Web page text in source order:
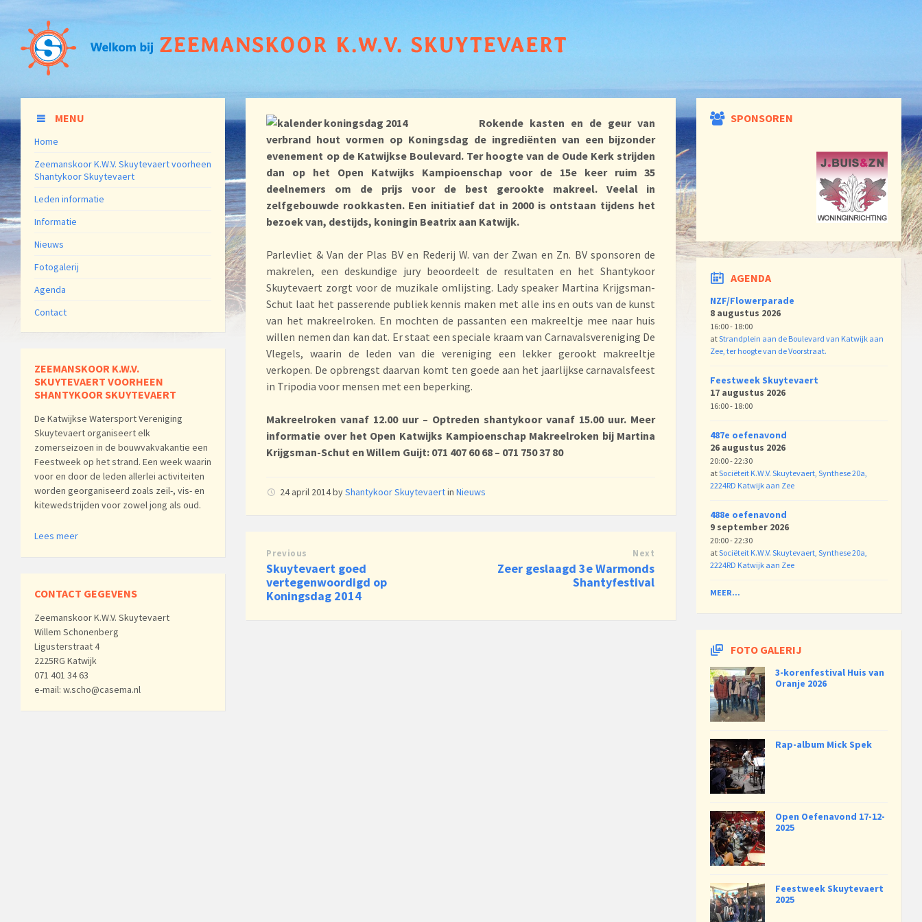
Rokende kasten en de geur van
verbrand hout vormen op Koningsdag de ingrediënten van een bijzonder
evenement op de Katwijkse Boulevard. Ter hoogte van de Oude Kerk strijden
dan op het Open Katwijks Kampioenschap voor de 15e keer ruim 35
deelnemers om de prijs voor de best gerookte makreel. Veelal in
zelfgebouwde rookkasten. Een initiatief dat in 2000 is ontstaan tijdens het
bezoek van, destijds, koningin Beatrix aan Katwijk.
Parlevliet & Van der Plas BV en Rederij W. van der Zwan en Zn. BV sponsoren de
makrelen, een deskundige jury beoordeelt de resultaten en het Shantykoor
Skuytevaert zorgt voor de muzikale omlijsting. Lady speaker Martina Krijgsman-
Schut laat het passerende publiek kennis maken met alle ins en outs van de kunst
van het makreelroken. En mochten de passanten een makreeltje mee naar huis
willen nemen dan kan dat. Er staat een speciale kraam van Carnavalsvereniging De
Vlegels, waarin de leden van die vereniging een lekker gerookt makreeltje
verkopen. De opbrengst daarvan komt ten goede aan het jaarlijkse carnavalsfeest
in Tripodia voor mensen met een beperking.
Makreelroken vanaf 12.00 uur – Optreden shantykoor vanaf 15.00 uur. Meer
informatie over het Open Katwijks Kampioenschap Makreelroken bij Martina
Krijgsman-Schut en Willem Guijt: 071 407 60 68 – 071 750 37 80
24 april 2014byShantykoor SkuytevaertinNieuws
Previous
Skuytevaert goed
vertegenwoordigd op
Koningsdag 2014
Next
Zeer geslaagd 3e Warmonds
Shantyfestival
MENU
Home
Zeemanskoor K.W.V. Skuytevaert voorheen
Shantykoor Skuytevaert
Leden informatie
Informatie
Nieuws
Fotogalerij
Agenda
Contact
ZEEMANSKOOR K.W.V.
SKUYTEVAERT VOORHEEN
SHANTYKOOR SKUYTEVAERT
De Katwijkse Watersport Vereniging
Skuytevaert organiseert elk
zomerseizoen in de bouwvakvakantie een
Feestweek op het strand. Een week waarin
voor en door de leden allerlei activiteiten
worden georganiseerd zoals zeil-, vis- en
kitewedstrijden voor zowel jong als oud.
Lees meer
CONTACT GEGEVENS
Zeemanskoor K.W.V. Skuytevaert
Willem Schonenberg
Ligusterstraat 4
2225RG Katwijk
071 401 34 63
e-mail: w.scho@casema.nl
SPONSOREN
AGENDA
NZF/Flowerparade
8 augustus 2026
16:00 - 18:00
atStrandplein aan de Boulevard van Katwijk aan
Zee, ter hoogte van de Voorstraat.
Feestweek Skuytevaert
17 augustus 2026
16:00 - 18:00
487e oefenavond
26 augustus 2026
20:00 - 22:30
atSociëteit K.W.V. Skuytevaert, Synthese 20a,
2224RD Katwijk aan Zee
488e oefenavond
9 september 2026
20:00 - 22:30
atSociëteit K.W.V. Skuytevaert, Synthese 20a,
2224RD Katwijk aan Zee
MEER...
FOTO GALERIJ
3-korenfestival Huis van
Oranje 2026
Rap-album Mick Spek
Open Oefenavond 17-12-
2025
Feestweek Skuytevaert
2025